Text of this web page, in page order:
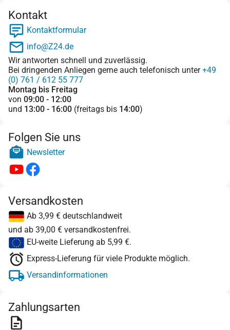
Kontakt
Kontaktformular
info@Z24.de
Wir antworten schnell und zuverlässig.
Bei dringenden Anliegen gerne auch telefonisch unter+49
(0) 761 / 612 55 777
Montag bis Freitag
von 09:00 - 12:00
und 13:00 - 16:00 (freitags bis 14:00)
Folgen Sie uns
Newsletter
Versandkosten
Ab 3,99 € deutschlandweit
und ab 39,00 € versandkostenfrei.
EU-weite Lieferung ab 5,99 €.
Express-Lieferung für viele Produkte möglich.
Versandinformationen
Zahlungsarten